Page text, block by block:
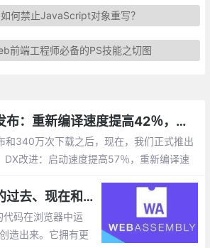
如何禁止JavaScript对象重写？
前端工程师必备的PS技能之切图
Next.js 7.0正式发布：重新编译速度提高42％，支持WebAssembly
和340万次下载之后，现在，我们正式推出
改进：启动速度提高57％，重新编译速
7；标准化的动态导入；静态CDN支
WebAssembly的过去、现在和未来
代码在浏览器中运
造出来。它拥有更